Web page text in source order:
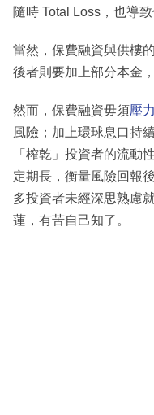
隨時 Total Loss，也導
當然，保費融資與供樓
後者則要加上部分本金
然而，保費融資毋須壓
風險；加上環球息口持
「榨乾」投資者的流動
定期長，衡量風險回報
多投資者未經深思熟慮
蓮，有苦自己知了。